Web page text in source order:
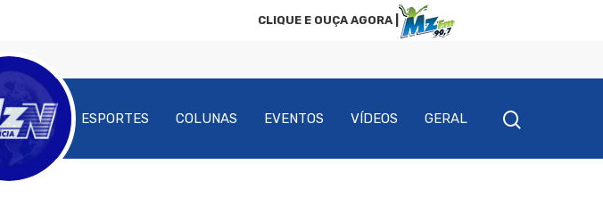
CLIQUE E OUÇA AGORA |
ESPORTES COLUNAS EVENTOS VÍDEOS GERAL